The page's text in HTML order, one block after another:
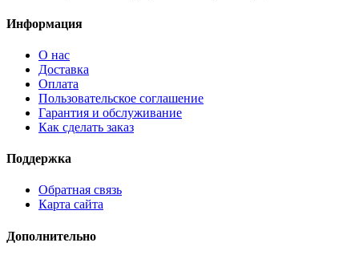
Информация
О нас
Доставка
Оплата
Пользовательское соглашение
Гарантия и обслуживание
Как сделать заказ
Поддержка
Обратная связь
Карта сайта
Дополнительно